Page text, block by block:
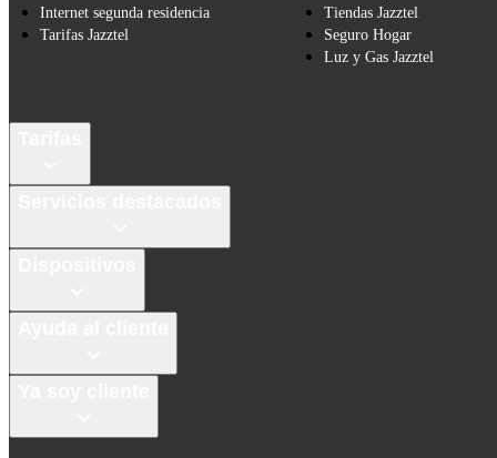
Internet segunda residencia
Tarifas Jazztel
Tiendas Jazztel
Seguro Hogar
Luz y Gas Jazztel